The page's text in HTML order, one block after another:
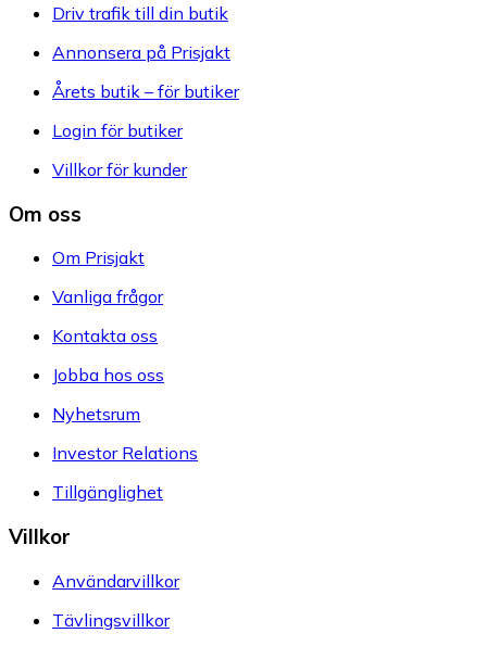
Driv trafik till din butik
Annonsera på Prisjakt
Årets butik – för butiker
Login för butiker
Villkor för kunder
Om oss
Om Prisjakt
Vanliga frågor
Kontakta oss
Jobba hos oss
Nyhetsrum
Investor Relations
Tillgänglighet
Villkor
Användarvillkor
Tävlingsvillkor